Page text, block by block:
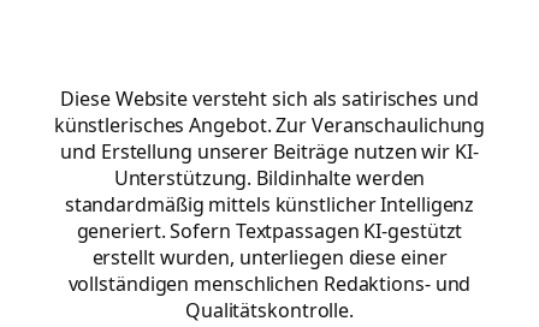
Diese Website versteht sich als satirisches und
künstlerisches Angebot. Zur Veranschaulichung
und Erstellung unserer Beiträge nutzen wir KI-
Unterstützung. Bildinhalte werden
standardmäßig mittels künstlicher Intelligenz
generiert. Sofern Textpassagen KI-gestützt
erstellt wurden, unterliegen diese einer
vollständigen menschlichen Redaktions- und
Qualitätskontrolle.